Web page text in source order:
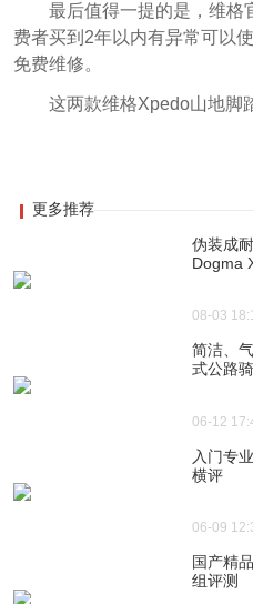
最后值得一提的是，维格
费者买到2年以内有异常可以
免费维修。
这两款维格Xpedo山地脚
更多推荐
伪装成
Dogma
08-03
简洁、
式公路
06-12
入门专
横评
06-09
国产精
组评测